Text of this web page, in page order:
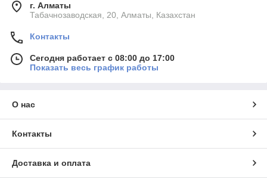
г. Алматы
Табачнозаводская, 20, Алматы, Казахстан
Контакты
Сегодня работает с 08:00 до 17:00
Показать весь график работы
О нас
Контакты
Доставка и оплата